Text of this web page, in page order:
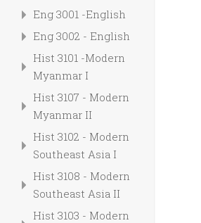
Eng 3001 -English
Eng 3002 - English
Hist 3101 -Modern
Myanmar I
Hist 3107 - Modern
Myanmar II
Hist 3102 - Modern
Southeast Asia I
Hist 3108 - Modern
Southeast Asia II
Hist 3103 - Modern